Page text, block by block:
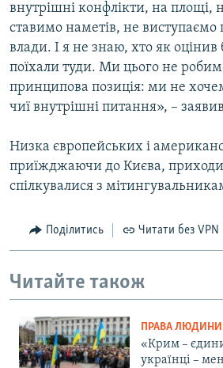
внутрішні конфлікти, на площі,
ставимо наметів, не виступаємо
влади. І я не знаю, хто як
поїхали туди. Ми цього не
принципова позиція: ми не
чиї внутрішні питання», –
Низка європейських і
приїжджаючи до Києва,
спілкувалися з
Поділитись Читати без VPN
Читайте також
ПРАВА ЛЮДИНИ
«Крим –
українці –